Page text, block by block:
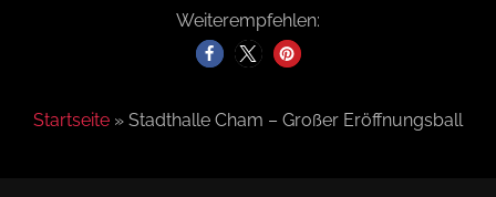
Weiterempfehlen:
Startseite » Stadthalle Cham – Großer Eröffnungsball